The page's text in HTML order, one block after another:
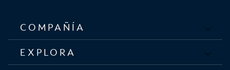
COMPAÑÍA
EXPLORA